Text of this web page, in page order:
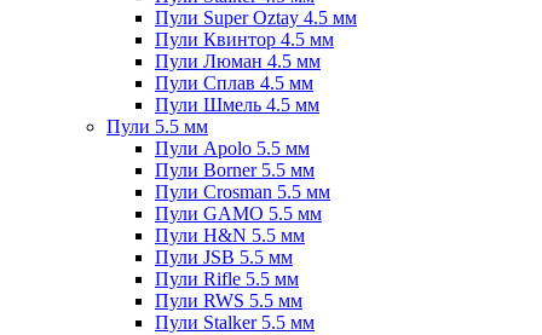
Пули Super Oztay 4.5 мм
Пули Квинтор 4.5 мм
Пули Люман 4.5 мм
Пули Сплав 4.5 мм
Пули Шмель 4.5 мм
Пули 5.5 мм
Пули Apolo 5.5 мм
Пули Borner 5.5 мм
Пули Crosman 5.5 мм
Пули GAMO 5.5 мм
Пули H&N 5.5 мм
Пули JSB 5.5 мм
Пули Rifle 5.5 мм
Пули RWS 5.5 мм
Пули Stalker 5.5 мм